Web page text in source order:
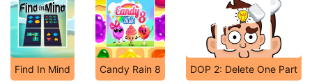
Find In Mind Candy Rain 8 DOP 2: Delete One Part